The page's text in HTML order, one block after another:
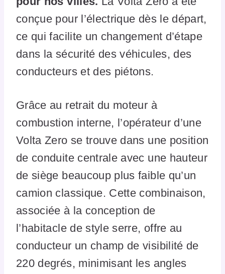
conçue pour l’électrique dès le départ,
ce qui facilite un changement d’étape
dans la sécurité des véhicules, des
conducteurs et des piétons.
Grâce au retrait du moteur à
combustion interne, l’opérateur d’une
Volta Zero se trouve dans une position
de conduite centrale avec une hauteur
de siège beaucoup plus faible qu’un
camion classique. Cette combinaison,
associée à la conception de
l’habitacle de style serre, offre au
conducteur un champ de visibilité de
220 degrés, minimisant les angles